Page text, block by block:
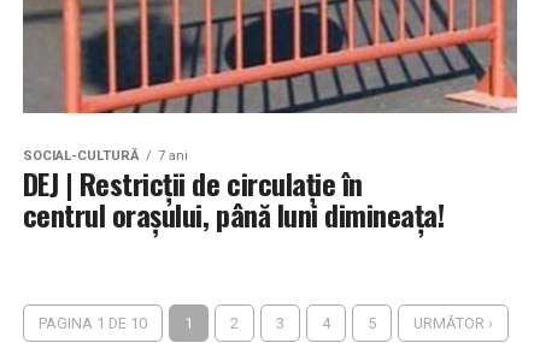
SOCIAL-CULTURĂ 7 ani
DEJ | Restricții de circulație în
centrul orașului, până luni dimineața!
PAGINA 1 DE 10 1 2 3 4 5 URMĂTOR ›